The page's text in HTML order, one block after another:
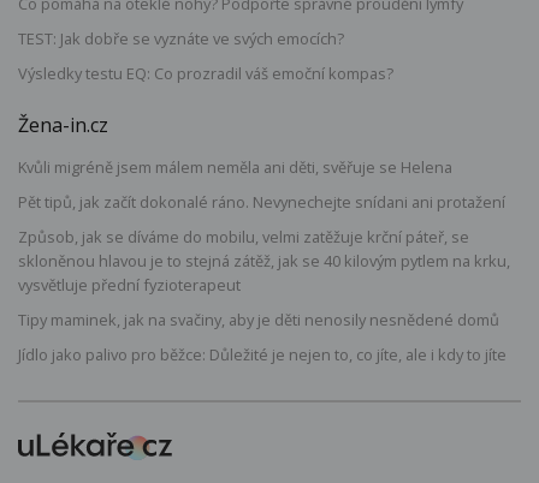
TEST: Jak dobře se vyznáte ve svých emocích?
Výsledky testu EQ: Co prozradil váš emoční kompas?
Žena-in.cz
Kvůli migréně jsem málem neměla ani děti, svěřuje se Helena
Pět tipů, jak začít dokonalé ráno. Nevynechejte snídani ani protažení
Způsob, jak se díváme do mobilu, velmi zatěžuje krční páteř, se
skloněnou hlavou je to stejná zátěž, jak se 40 kilovým pytlem na krku,
vysvětluje přední fyzioterapeut
Tipy maminek, jak na svačiny, aby je děti nenosily nesnědené domů
Jídlo jako palivo pro běžce: Důležité je nejen to, co jíte, ale i kdy to jíte